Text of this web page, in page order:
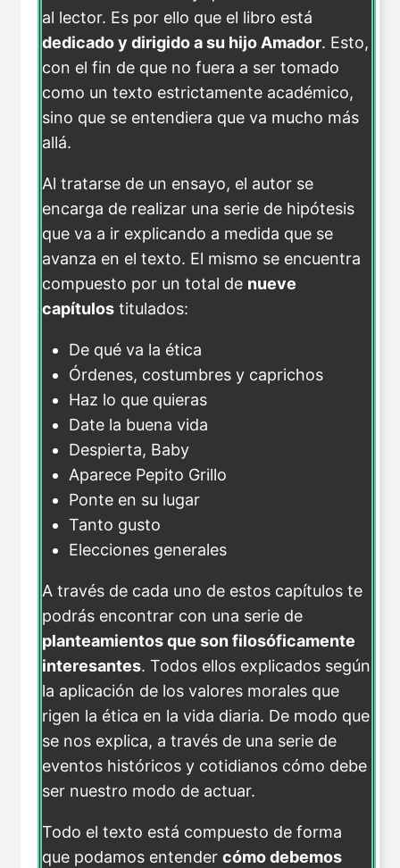
al lector. Es por ello que el libro está
dedicado y dirigido a su hijo Amador. Esto,
con el fin de que no fuera a ser tomado
como un texto estrictamente académico,
sino que se entendiera que va mucho más
allá.
Al tratarse de un ensayo, el autor se
encarga de realizar una serie de hipótesis
que va a ir explicando a medida que se
avanza en el texto. El mismo se encuentra
compuesto por un total de nueve
capítulos titulados:
De qué va la ética
Órdenes, costumbres y caprichos
Haz lo que quieras
Date la buena vida
Despierta, Baby
Aparece Pepito Grillo
Ponte en su lugar
Tanto gusto
Elecciones generales
A través de cada uno de estos capítulos te
podrás encontrar con una serie de
planteamientos que son filosóficamente
interesantes. Todos ellos explicados según
la aplicación de los valores morales que
rigen la ética en la vida diaria. De modo que
se nos explica, a través de una serie de
eventos históricos y cotidianos cómo debe
ser nuestro modo de actuar.
Todo el texto está compuesto de forma
que podamos entender cómo debemos